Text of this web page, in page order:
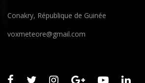
Conakry, République de Guinée
voxmeteore@gmail.com